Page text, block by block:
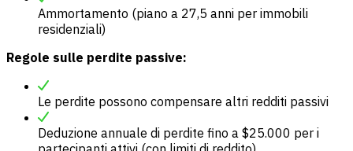
Ammortamento (piano a 27,5 anni per immobili
residenziali)
Regole sulle perdite passive:
Le perdite possono compensare altri redditi passivi
Deduzione annuale di perdite fino a $25.000 per i